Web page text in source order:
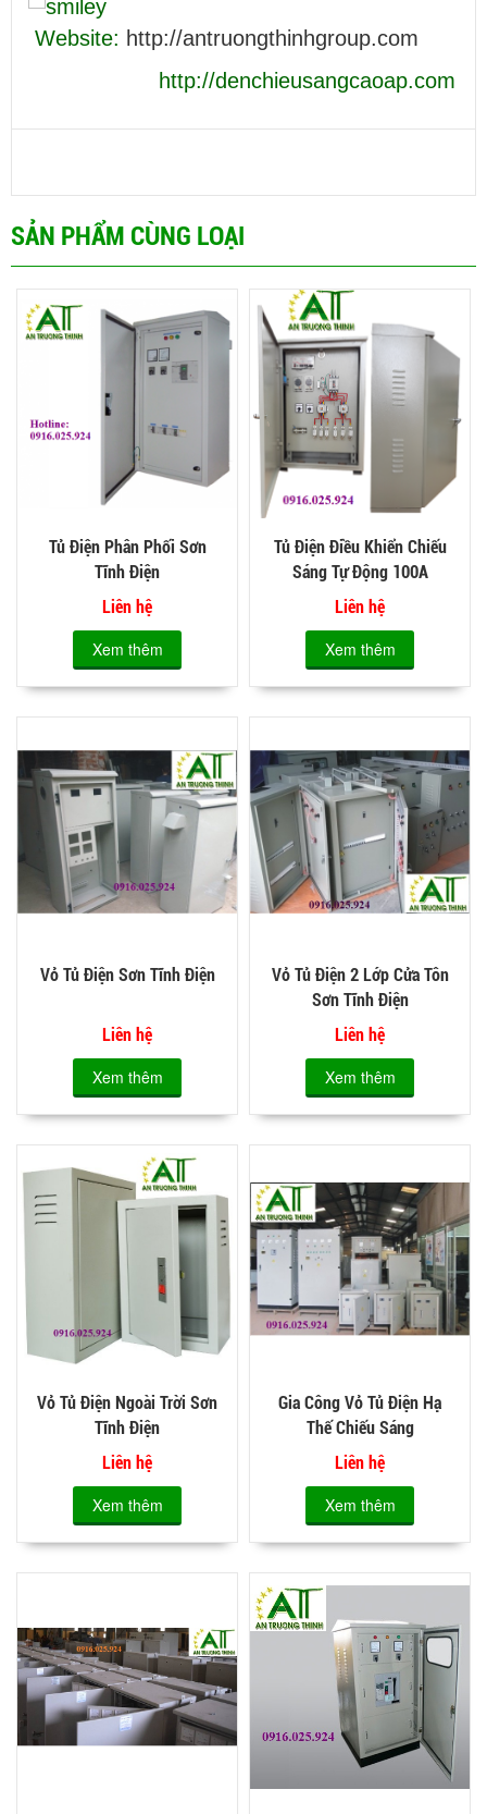
Website: http://antruongthinhgroup.com
http://denchieusangcaoap.com
SẢN PHẨM CÙNG LOẠI
Tủ Điện Phân Phối Sơn
Tĩnh Điện
Liên hệ
Xem thêm
Tủ Điện Điều Khiển Chiếu
Sáng Tự Động 100A
Liên hệ
Xem thêm
Vỏ Tủ Điện Sơn Tĩnh Điện
Liên hệ
Xem thêm
Vỏ Tủ Điện 2 Lớp Cửa Tôn
Sơn Tĩnh Điện
Liên hệ
Xem thêm
Vỏ Tủ Điện Ngoài Trời Sơn
Tĩnh Điện
Liên hệ
Xem thêm
Gia Công Vỏ Tủ Điện Hạ
Thế Chiếu Sáng
Liên hệ
Xem thêm